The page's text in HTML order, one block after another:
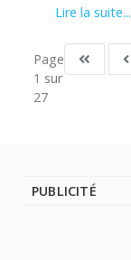
Lire la suite...
Page
1 sur
27
PUBLICITÉ